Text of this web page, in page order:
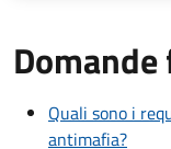
Quali sono i
antimafia?